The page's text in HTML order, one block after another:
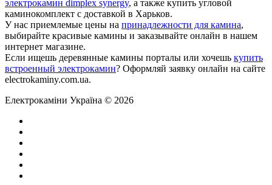
электрокамин dimplex synergy, а также купить угловой
каминокомплект с доставкой в Харьков.
У нас приемлемые цены на принадлежности для камина,
выбирайте красивые камины и заказывайте онлайн в нашем
интернет магазине.
Если ищешь деревянные камины порталы или хочешь купить
встроенный электрокамин? Оформляй заявку онлайн на сайте
electrokaminy.com.ua.
Електрокаміни Україна © 2026